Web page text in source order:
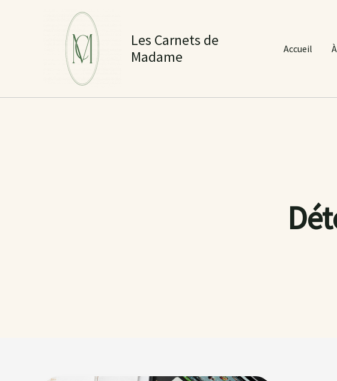
Les Carnets de
Madame
Accueil